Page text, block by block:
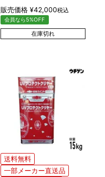
販売価格 ¥42,000税込
会員なら5%OFF
在庫切れ
送料無料
一部メーカー直送品